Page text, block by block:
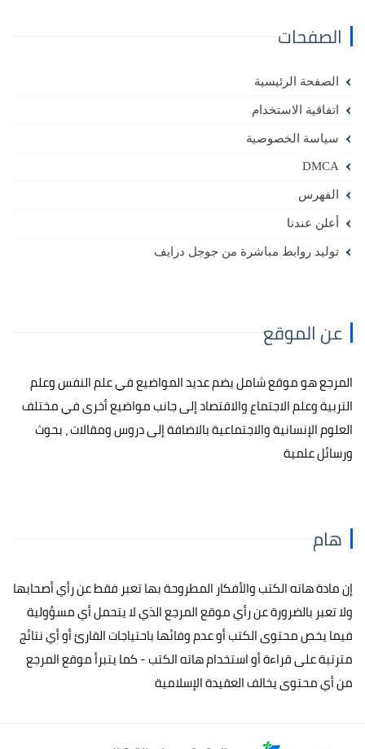
الصفحات
الصفحة الرئيسية
اتفاقية الاستخدام
سياسة الخصوصية
DMCA
الفهرس
أعلن عندنا
توليد روابط مباشرة من جوجل درايف
عن الموقع
المرجع هو موقع شامل يضم عديد المواضيع في علم النفس وعلم
التربية وعلم الاجتماع والاقتصاد إلى جانب مواضيع أخرى في مختلف
العلوم الإنسانية والاجتماعية بالاضافة إلى دروس ومقالات ، بحوث
ورسائل علمية
هام
إن مادة هاته الكتب والأفكار المطروحة بها تعبر فقط عن رأي أصحابها
ولا تعبر بالضرورة عن رأي موقع المرجع الذي لا يتحمل أي مسؤولية
فيما يخص محتوى الكتب أو عدم وفائها باحتياجات القارئ أو أي نتائج
مترتبة على قراءة أو استخدام هاته الكتب - كما يتبرأ موقع المرجع
من أي محتوى يخالف العقيدة الإسلامية